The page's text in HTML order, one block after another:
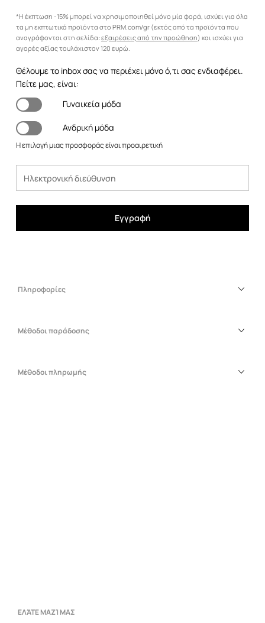
*Η έκπτωση -15% μπορεί να χρησιμοποιηθεί μόνο μία φορά, ισχύει για όλα
τα μη εκπτωτικά προϊόντα στο PRM.com/gr (εκτός από τα προϊόντα που
αναγράφονται στη σελίδα: εξαιρέσεις από την προώθηση) και ισχύει για
αγορές αξίας τουλάχιστον 120 ευρώ.
Θέλουμε το inbox σας να περιέχει μόνο ό,τι σας ενδιαφέρει.
Πείτε μας, είναι:
Γυναικεία μόδα
Ανδρική μόδα
Η επιλογή μιας προσφοράς είναι προαιρετική
Εγγραφή
Πληροφορίες
Μέθοδοι παράδοσης
Μέθοδοι πληρωμής
ΕΛΆΤΕ ΜΑΖΊ ΜΑΣ